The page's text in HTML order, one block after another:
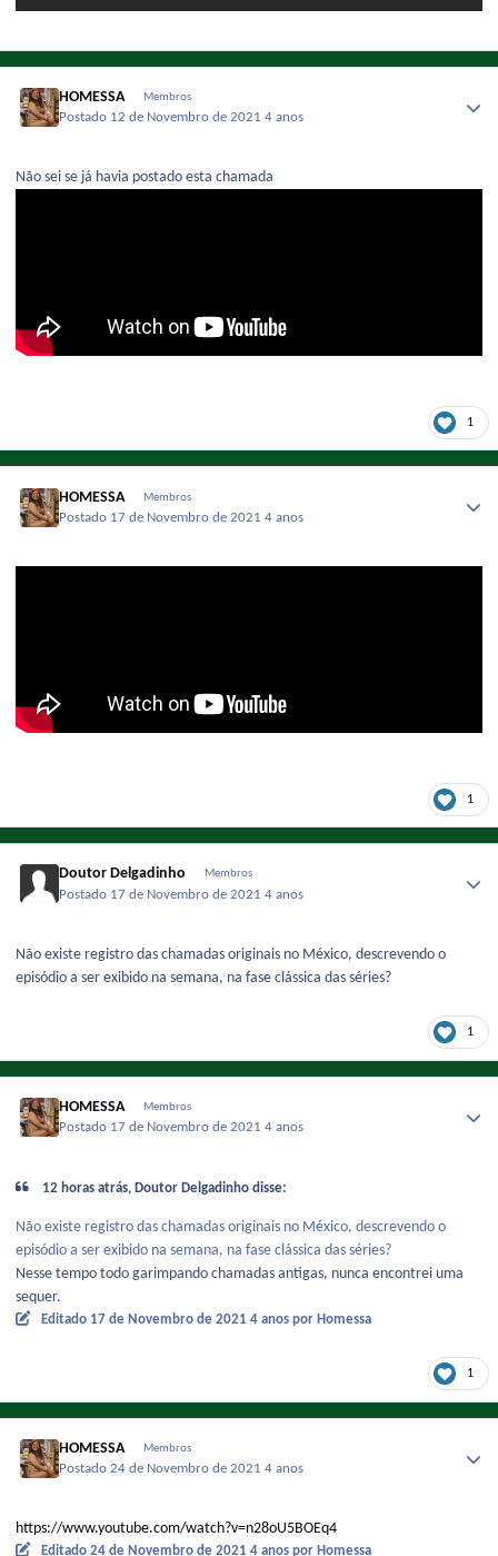
HOMESSA Membros
Postado 12 de Novembro de 20214 anos
Não sei se já havia postado esta chamada
1
HOMESSA Membros
Postado 17 de Novembro de 20214 anos
1
Doutor Delgadinho Membros
Postado 17 de Novembro de 20214 anos
Não existe registro das chamadas originais no México, descrevendo o
episódio a ser exibido na semana, na fase clássica das séries?
1
HOMESSA Membros
Postado 17 de Novembro de 20214 anos
12 horas atrás, Doutor Delgadinho disse:
Não existe registro das chamadas originais no México, descrevendo o
episódio a ser exibido na semana, na fase clássica das séries?
Nesse tempo todo garimpando chamadas antigas, nunca encontrei uma
sequer.
Editado 17 de Novembro de 2021 4 anos por Homessa
1
HOMESSA Membros
Postado24 de Novembro de 20214 anos
https://www.youtube.com/watch?v=n28oU5BOEq4
Editado 24 de Novembro de 2021 4 anos por Homessa